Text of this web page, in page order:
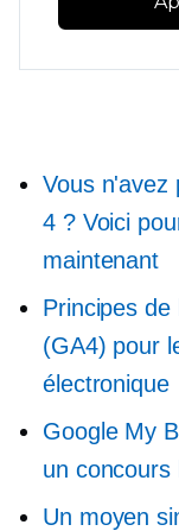
Vous n'avez
4 ? Voici
maintenant
Principes de
(GA4) pour
électronique
Google My
un concours
Un moyen